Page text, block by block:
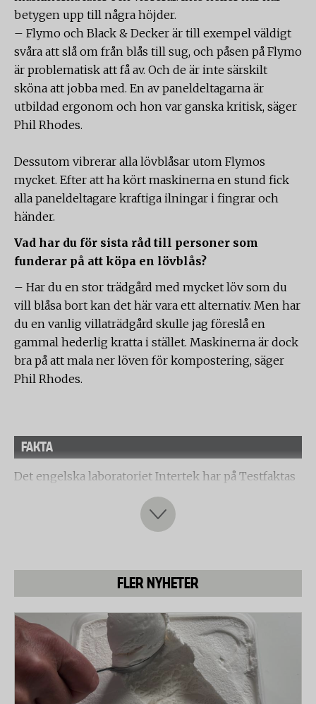
betygen upp till några höjder.
– Flymo och Black & Decker är till exempel väldigt
svåra att slå om från blås till sug, och påsen på Flymo
är problematisk att få av. Och de är inte särskilt
sköna att jobba med. En av paneldeltagarna är
utbildad ergonom och hon var ganska kritisk, säger
Phil Rhodes.
Dessutom vibrerar alla lövblåsar utom Flymos
mycket. Efter att ha kört maskinerna en stund fick
alla paneldeltagare kraftiga ilningar i fingrar och
händer.
Vad har du för sista råd till personer som
funderar på att köpa en lövblås?
– Har du en stor trädgård med mycket löv som du
vill blåsa bort kan det här vara ett alternativ. Men har
du en vanlig villaträdgård skulle jag föreslå en
gammal hederlig kratta i stället. Maskinerna är dock
bra på att mala ner löven för kompostering, säger
Phil Rhodes.
FAKTA
Det engelska laboratoriet Intertek har på Testfaktas
uppdrag jämfört sex elektriska lövblåsar med sug
och komposteringskvarn. Alla maskiner i testet kan
alltså både användas till att blåsa bort eller blåsa
Följande lövblåsar har undersökts:
- Black & Decker GW 2600
- Biltema
- Flymo Twister 2200 XV
- Gardol GLS 250
- Ryobi RBV3000VP
- Skil FO150790AA
FLER NYHETER